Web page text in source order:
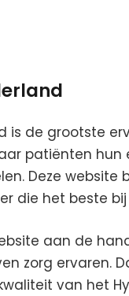
is de grootste
patiënten hun
Deze
die het beste
aan de
zorg ervaren.
van het